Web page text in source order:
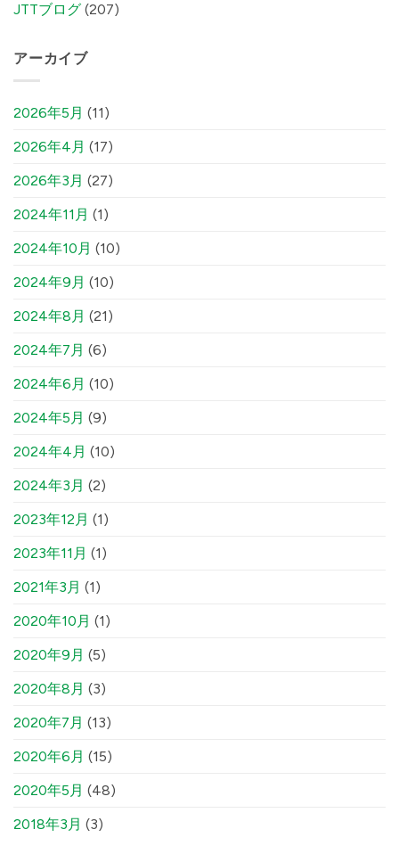
JTTブログ (207)
アーカイブ
2026年5月 (11)
2026年4月 (17)
2026年3月 (27)
2024年11月 (1)
2024年10月 (10)
2024年9月 (10)
2024年8月 (21)
2024年7月 (6)
2024年6月 (10)
2024年5月 (9)
2024年4月 (10)
2024年3月 (2)
2023年12月 (1)
2023年11月 (1)
2021年3月 (1)
2020年10月 (1)
2020年9月 (5)
2020年8月 (3)
2020年7月 (13)
2020年6月 (15)
2020年5月 (48)
2018年3月 (3)